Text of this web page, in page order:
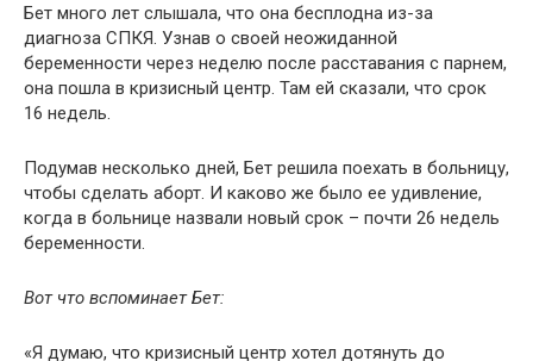
Бет много лет слышала, что она бесплодна из-за
диагноза СПКЯ. Узнав о своей неожиданной
беременности через неделю после расставания с парнем,
она пошла в кризисный центр. Там ей сказали, что срок
16 недель.
Подумав несколько дней, Бет решила поехать в больницу,
чтобы сделать аборт. И каково же было ее удивление,
когда в больнице назвали новый срок – почти 26 недель
беременности.
Вот что вспоминает Бет:
«Я думаю, что кризисный центр хотел дотянуть до